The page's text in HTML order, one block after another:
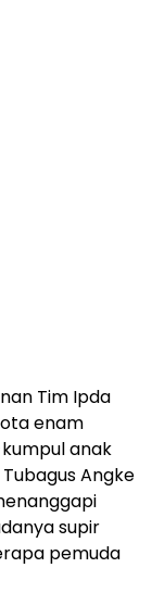
Tim Ipda
enam
anak
Angke
supir
pemuda